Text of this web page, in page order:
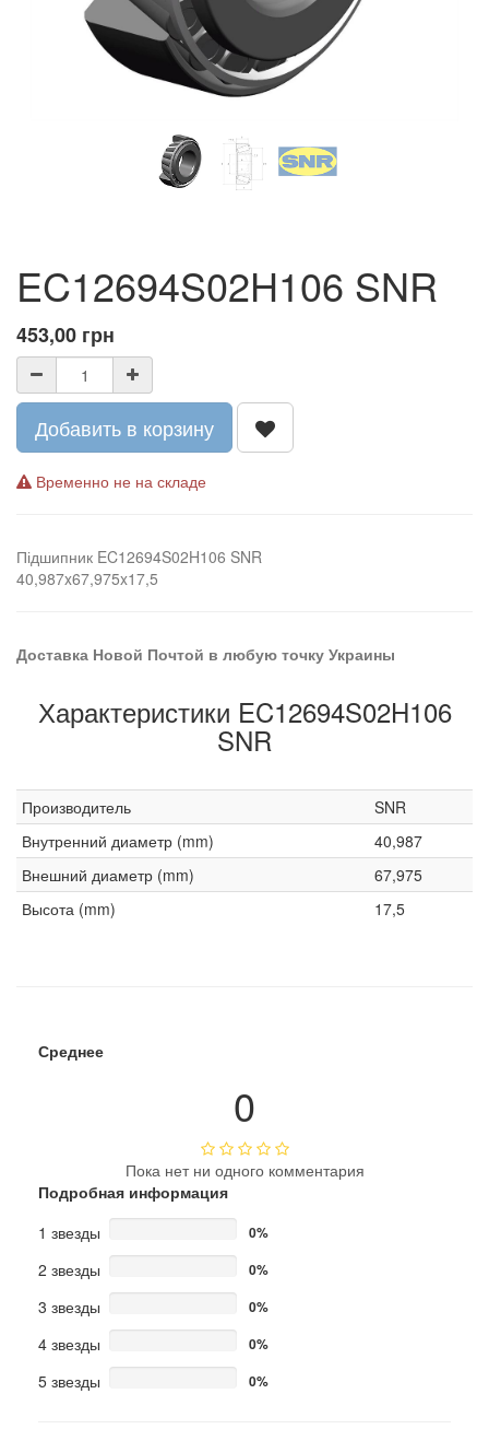
EC12694S02H106 SNR
453,00 грн
Добавить в корзину
Временно не на складе
Підшипник EC12694S02H106 SNR
40,987x67,975x17,5
Доставка Новой Почтой в любую точку Украины
Характеристики EC12694S02H106
SNR
Производитель
SNR
Внутренний диаметр (mm)
40,987
Внешний диаметр (mm)
67,975
Высота (mm)
17,5
Среднее
0
Пока нет ни одного комментария
Подробная информация
1 звезды
0%
2 звезды 0%
3 звезды 0%
4 звезды 0%
5 звезды 0%